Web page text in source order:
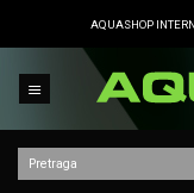
AQUASHOP